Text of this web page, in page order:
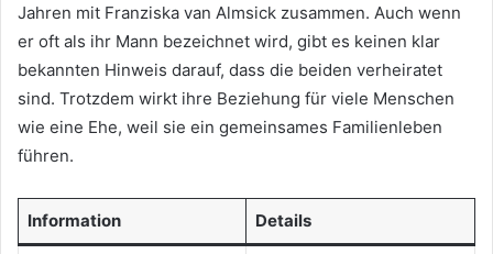
Jahren mit Franziska van Almsick zusammen. Auch wenn
er oft als ihr Mann bezeichnet wird, gibt es keinen klar
bekannten Hinweis darauf, dass die beiden verheiratet
sind. Trotzdem wirkt ihre Beziehung für viele Menschen
wie eine Ehe, weil sie ein gemeinsames Familienleben
führen.
Information Details